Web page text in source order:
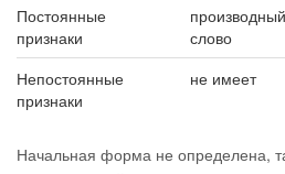
Постоянные
признаки
слово
Непостоянные
признаки
не имеет
Начальная форма не определена,